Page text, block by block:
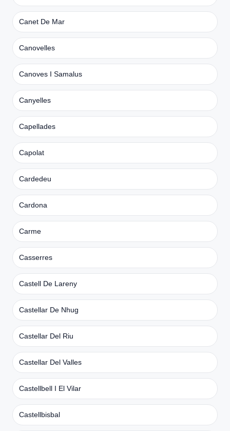
Canet De Mar
Canovelles
Canoves I Samalus
Canyelles
Capellades
Capolat
Cardedeu
Cardona
Carme
Casserres
Castell De Lareny
Castellar De Nhug
Castellar Del Riu
Castellar Del Valles
Castellbell I El Vilar
Castellbisbal